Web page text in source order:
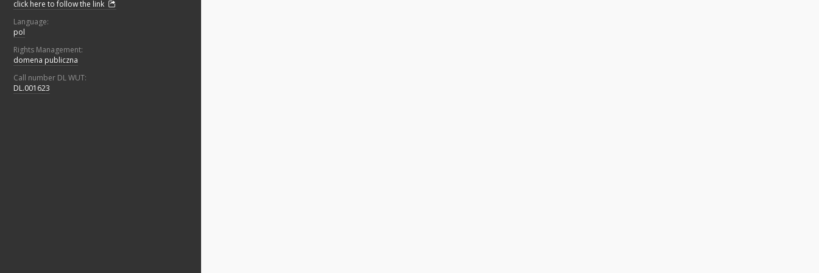
click here to follow the link
Language:
pol
Rights Management:
domena publiczna
Call number DL WUT:
DL.001623